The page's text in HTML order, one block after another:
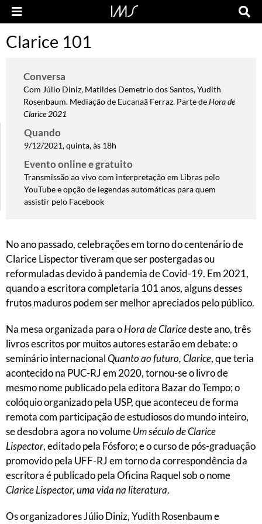
Clarice 101
Conversa
Com Júlio Diniz, Matildes Demetrio dos Santos, Yudith
Rosenbaum. Mediação de Eucanaã Ferraz. Parte deHora de
Clarice 2021
Quando
9/12/2021, quinta, às 18h
Evento online e gratuito
Transmissão ao vivo com interpretação em Libras pelo
YouTube e opção de legendas automáticas para quem
assistir pelo Facebook
No ano passado, celebrações em torno do centenário de
Clarice Lispector tiveram que ser postergadas ou
reformuladas devido à pandemia de Covid-19. Em 2021,
quando a escritora completaria 101 anos, alguns desses
frutos maduros podem ser melhor apreciados pelo público.
Na mesa organizada para oHora de Claricedeste ano, três
livros escritos por muitos autores estarão em debate: o
seminário internacionalQuanto ao futuro, Clarice, que teria
acontecido na PUC-RJ em 2020, tornou-se o livro de
mesmo nome publicado pela editora Bazar do Tempo; o
colóquio organizado pela USP, que aconteceu de forma
remota com participação de estudiosos do mundo inteiro,
se desdobra agora no volumeUm século de Clarice
Lispector, editado pela Fósforo; e o curso de pós-graduação
promovido pela UFF-RJ em torno da correspondência da
escritora é publicado pela Oficina Raquel sob o nome
Clarice Lispector, uma vida na literatura.
Os organizadores Júlio Diniz, Yudith Rosenbaum e